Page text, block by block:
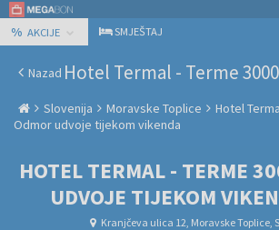
% AKCIJE SMJEŠTAJ
Nazad
Slovenija Moravske Toplice
Hotel
Odmor udvoje tijekom vikenda
HOTEL TERMAL - TERME
UDVOJE TIJEKOM
Kranjčeva ulica 12, Moravske Toplice,